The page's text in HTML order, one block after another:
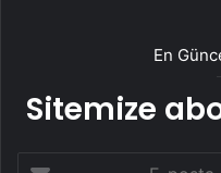
En
Sitemize